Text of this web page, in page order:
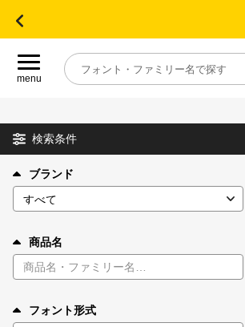
menu
目的別フォントガイド
特集
年間ライセンス商品
キャンペーン一覧
検索条件
ブランド
商品名
フォント形式